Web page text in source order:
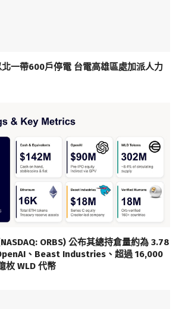
一帶600戶停電 台電高雄區處加派人力
ORBS) 公布其總持倉量約為 3.78
、Beast Industries、超過 16,000
枚 WLD 代幣